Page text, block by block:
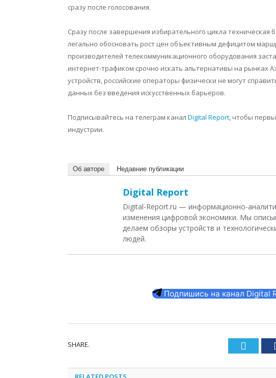
сразу после голосования.
Сразу после завершения избирательного цикла
легально обосновать рост цен объективным дефицитом
производителей телекоммуникационного оборудования
интернет-трафиком срочно искать альтернативы на рынках
устройств, российские операторы физически не могут
данных без введения искусственных барьеров.
Подписывайтесь на телеграм канал Digital Report, чтобы
индустрии.
Об авторе Недавние публикации
Digital Report
Digital-Report.ru — информационно-
изменения цифровой экономики. Мы
делаем обзоры устройств и
людей.
Подпишись на канал Digital
SHARE. Twitter